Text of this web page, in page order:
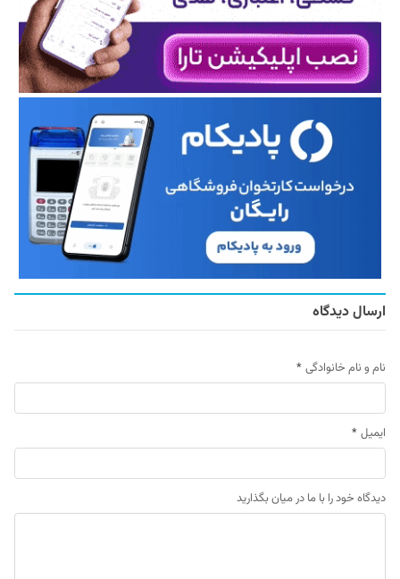
ارسال دیدگاه
نام و نام خانوادگی *
ایمیل *
دیدگاه خود را با ما در میان بگذارید